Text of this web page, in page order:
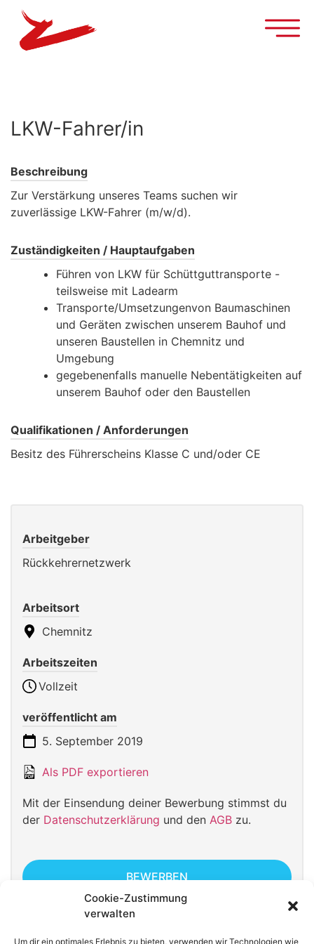
Cookie-Zustimmung
verwalten
Um dir ein optimales Erlebnis zu bieten, verwenden wir Technologien wie
LKW-Fahrer/in
Beschreibung
Zur Verstärkung unseres Teams suchen wir
zuverlässige LKW-Fahrer (m/w/d).
Zuständigkeiten / Hauptaufgaben
Führen von LKW für Schüttguttransporte -
teilsweise mit Ladearm
Transporte/Umsetzungenvon Baumaschinen
und Geräten zwischen unserem Bauhof und
unseren Baustellen in Chemnitz und
Umgebung
gegebenenfalls manuelle Nebentätigkeiten auf
unserem Bauhof oder den Baustellen
Qualifikationen / Anforderungen
Besitz des Führerscheins Klasse C und/oder CE
Arbeitgeber
Rückkehrernetzwerk
Arbeitsort
Chemnitz
Arbeitszeiten
Vollzeit
veröffentlicht am
5. September 2019
Als PDF exportieren
Mit der Einsendung deiner Bewerbung stimmst du
der Datenschutzerklärung und den AGB zu.
BEWERBEN